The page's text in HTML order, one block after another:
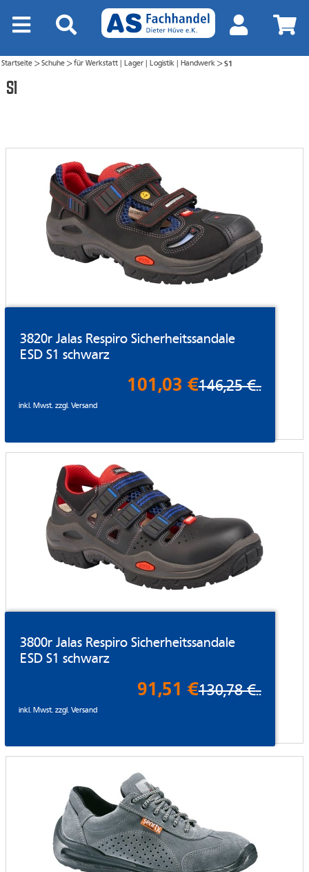
Startseite >Schuhe >für Werkstatt | Lager | Logistik | Handwerk >S1
S1
3820r Jalas Respiro Sicherheitssandale
ESD S1 schwarz
101,03 €146,25 €..
inkl. Mwst. zzgl.Versand
3800r Jalas Respiro Sicherheitssandale
ESD S1 schwarz
91,51 €130,78 €..
inkl. Mwst. zzgl.Versand